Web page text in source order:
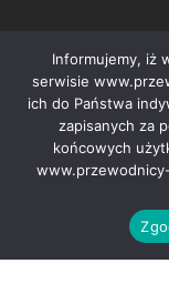
Copyright
Informujemy, iż
serwisie
ich do Państwa
zapisanych za
końcowych